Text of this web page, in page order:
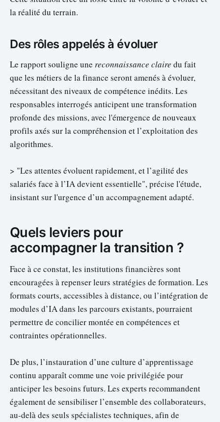
la réalité du terrain.
Des rôles appelés à évoluer
Le rapport souligne une reconnaissance claire du fait
que les métiers de la finance seront amenés à évoluer,
nécessitant des niveaux de compétence inédits. Les
responsables interrogés anticipent une transformation
profonde des missions, avec l'émergence de nouveaux
profils axés sur la compréhension et l’exploitation des
algorithmes.
> "Les attentes évoluent rapidement, et l’agilité des
salariés face à l’IA devient essentielle", précise l'étude,
insistant sur l'urgence d’un accompagnement adapté.
Quels leviers pour
accompagner la transition ?
Face à ce constat, les institutions financières sont
encouragées à repenser leurs stratégies de formation. Les
formats courts, accessibles à distance, ou l’intégration de
modules d’IA dans les parcours existants, pourraient
permettre de concilier montée en compétences et
contraintes opérationnelles.
De plus, l’instauration d’une culture d’apprentissage
continu apparaît comme une voie privilégiée pour
anticiper les besoins futurs. Les experts recommandent
également de sensibiliser l’ensemble des collaborateurs,
au-delà des seuls spécialistes techniques, afin de